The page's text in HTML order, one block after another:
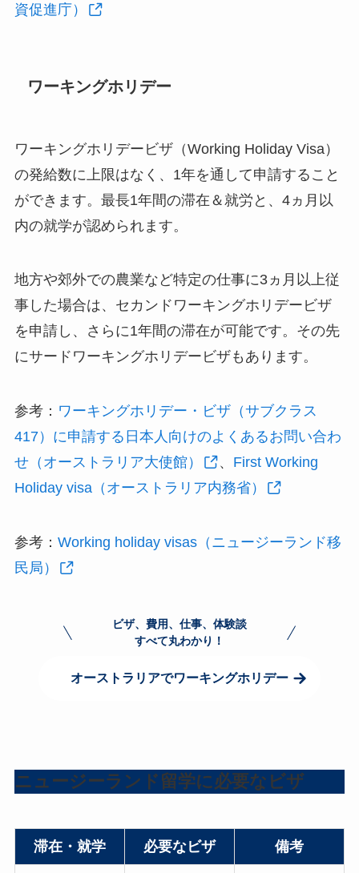
資促進庁）
ワーキングホリデー
ワーキングホリデービザ（Working Holiday Visa）
の発給数に上限はなく、1年を通して申請すること
ができます。最長1年間の滞在＆就労と、4ヵ月以
内の就学が認められます。
地方や郊外での農業など特定の仕事に3ヵ月以上従
事した場合は、セカンドワーキングホリデービザ
を申請し、さらに1年間の滞在が可能です。その先
にサードワーキングホリデービザもあります。
参考： ワーキングホリデー・ビザ（サブクラス
417）に申請する日本人向けのよくあるお問い合わ
せ（オーストラリア大使館）
、 First Working
Holiday visa（オーストラリア内務省）
参考： Working holiday visas（ニュージーランド移
民局）
ビザ、費用、仕事、体験談
すべて丸わかり！
オーストラリアでワーキングホリデー
ニュージーランド留学に必要なビザ
滞在・就学 必要なビザ 備考